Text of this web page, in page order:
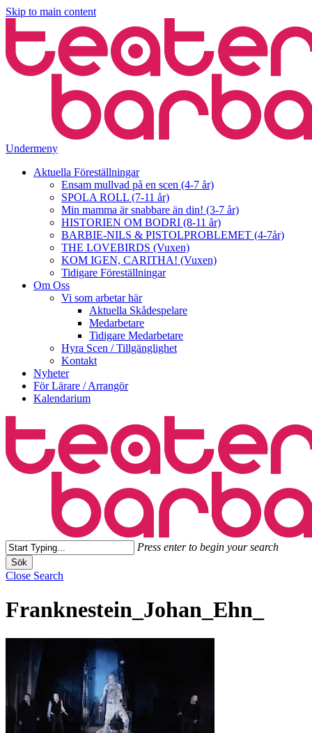
Skip to main content
Undermeny
Aktuella Föreställningar
Ensam mullvad på en scen (4-7 år)
SPOLA ROLL (7-11 år)
Min mamma är snabbare än din! (3-7 år)
HISTORIEN OM BODRI (8-11 år)
BARBIE-NILS & PISTOLPROBLEMET (4-7år)
THE LOVEBIRDS (Vuxen)
KOM IGEN, CARITHA! (Vuxen)
Tidigare Föreställningar
Om Oss
Vi som arbetar här
Aktuella Skådespelare
Medarbetare
Tidigare Medarbetare
Hyra Scen / Tillgänglighet
Kontakt
Nyheter
För Lärare / Arrangör
Kalendarium
Press enter to begin your search
Sök
Close Search
Franknestein_Johan_Ehn_